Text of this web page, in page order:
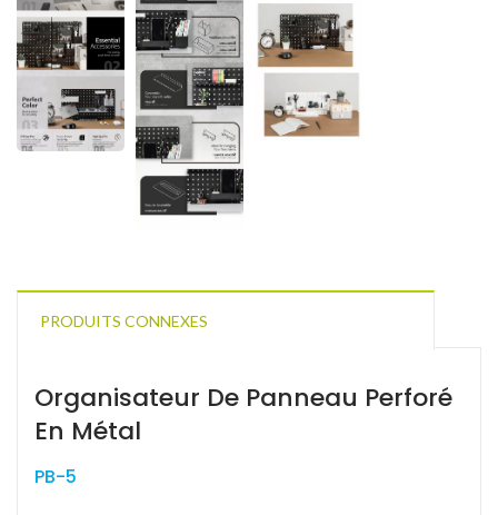
PRODUITS CONNEXES
Organisateur De Panneau Perforé
En Métal
PB-5